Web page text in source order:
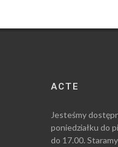
ACTE
Jesteśmy
poniedziałku do
do 17.00.